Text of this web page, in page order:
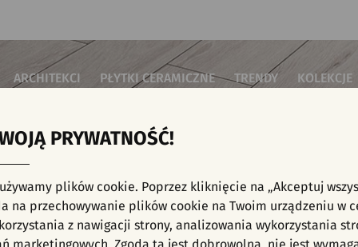
ARCHITEKCI PŁYTKI CERAMICZNE TRENDY KOLEKCJE
do sypialni
łazienkowe
na schody
Płytki ścienne
Płytki cegiełki
Płytki drewnopodobne
Płytki heksagonalne
Płytki jodełka
Płytki
Płytki we
KAFELKI - SALON I HOL, PŁYTKI
aranżacji spełniających wybrane filtry. Przejdź do pełnejoferty
PRYWATNOŚĆ!
plików cookie. Poprzez kliknięcie na „Akceptuj
na przechowywanie plików cookie na Twoim urządzeniu w
z nawigacji strony, analizowania wykorzystania